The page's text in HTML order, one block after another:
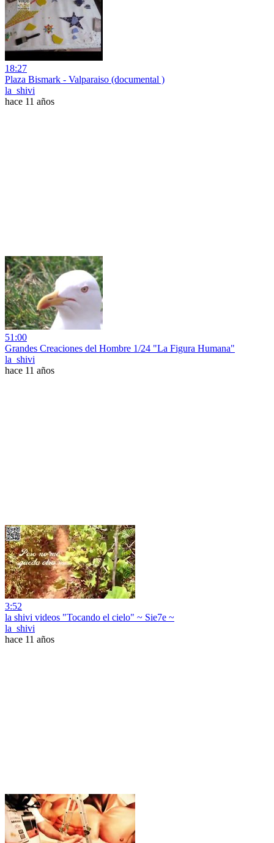
18:27
Plaza Bismark - Valparaiso (documental )
la_shivi
hace 11 años
51:00
Grandes Creaciones del Hombre 1/24 "La Figura Humana"
la_shivi
hace 11 años
3:52
la shivi videos "Tocando el cielo" ~ Sie7e ~
la_shivi
hace 11 años